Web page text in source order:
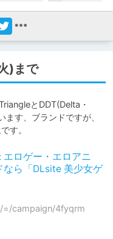
)まで
とDDT(Delta・
す、ブランドですが、
す。
エロゲー・エロアニ
なら「DLsite 美少女ゲ
campaign/4fyqrm